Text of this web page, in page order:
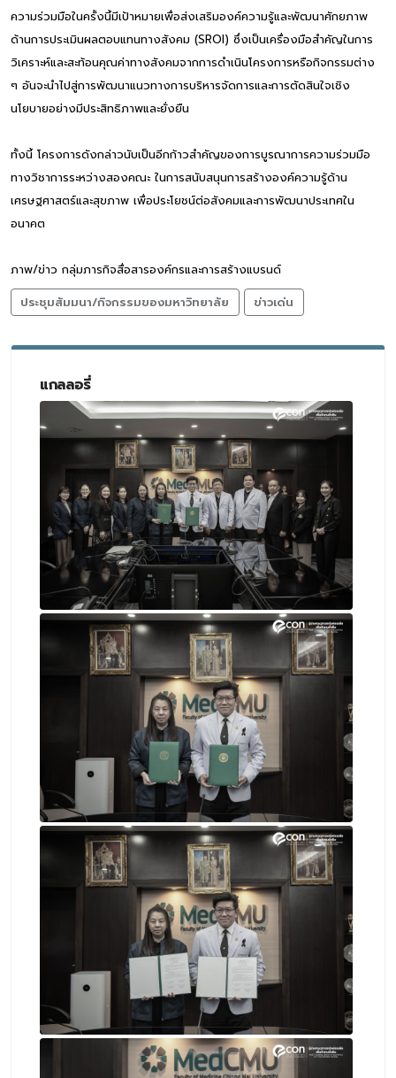
ความร่วมมือในครั้งนี้มีเป้าหมายเพื่อส่งเสริมองค์ความรู้และพัฒนาศักยภาพ
ด้านการประเมินผลตอบแทนทางสังคม (SROI) ซึ่งเป็นเครื่องมือสำคัญในการ
วิเคราะห์และสะท้อนคุณค่าทางสังคมจากการดำเนินโครงการหรือกิจกรรมต่าง
ๆ อันจะนำไปสู่การพัฒนาแนวทางการบริหารจัดการและการตัดสินใจเชิง
นโยบายอย่างมีประสิทธิภาพและยั่งยืน
ทั้งนี้ โครงการดังกล่าวนับเป็นอีกก้าวสำคัญของการบูรณาการความร่วมมือ
ทางวิชาการระหว่างสองคณะ ในการสนับสนุนการสร้างองค์ความรู้ด้าน
เศรษฐศาสตร์และสุขภาพ เพื่อประโยชน์ต่อสังคมและการพัฒนาประเทศใน
อนาคต
ภาพ/ข่าว กลุ่มภารกิจสื่อสารองค์กรและการสร้างแบรนด์
ประชุมสัมมนา/กิจกรรมของมหาวิทยาลัย
ข่าวเด่น
แกลลอรี่